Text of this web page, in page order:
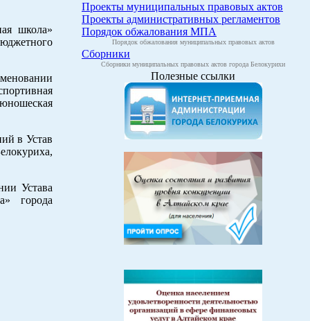
школа»
в Устав
Устава
города
Проекты муниципальных правовых актов
Проекты административных регламентов
Порядок обжалования МПА
Порядок обжалования муниципальных правовых актов
Сборники
Сборники муниципальных правовых актов города Белокурихи
Полезные ссылки